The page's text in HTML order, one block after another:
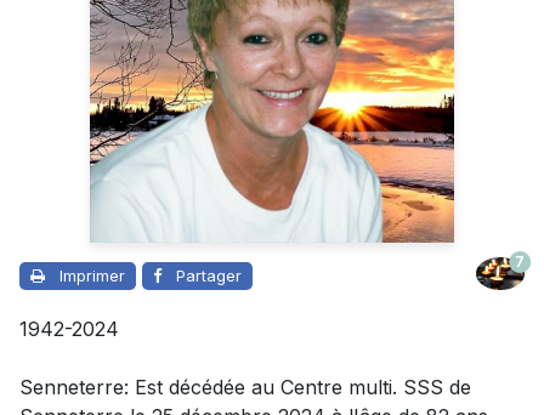
Imprimer Partager
7
1942-2024
Senneterre: Est décédée au Centre multi. SSS de